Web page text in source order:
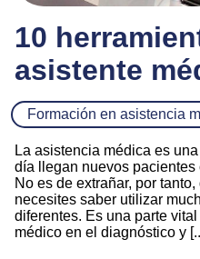
10
asistente
Formación en asistencia
La asistencia médica es
día llegan nuevos
No es de extrañar, por
necesites saber utilizar
diferentes. Es una parte
médico en el diagnóstico y